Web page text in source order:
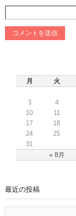
月
火
« 8月
3
4
10
11
17
18
24
25
31
最近の投稿